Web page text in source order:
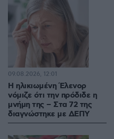
Η ηλικιωμένη Έλενορ
νόμιζε ότι την πρόδιδε η
μνήμη της – Στα 72 της
διαγνώστηκε με ΔΕΠΥ
09.08.2026, 12:01